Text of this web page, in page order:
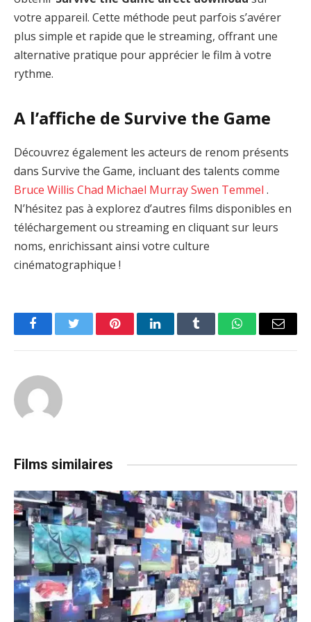
votre appareil. Cette méthode peut parfois s’avérer
plus simple et rapide que le streaming, offrant une
alternative pratique pour apprécier le film à votre
rythme.
A l’affiche de Survive the Game
Découvrez également les acteurs de renom présents
dans Survive the Game, incluant des talents comme
Bruce Willis Chad Michael MurraySwen Temmel .
N’hésitez pas à explorez d’autres films disponibles en
téléchargement ou streaming en cliquant sur leurs
noms, enrichissant ainsi votre culture
cinématographique !
FacebookTwitter PinterestLinkedInTumblr WhatsAppEmail
Films similaires